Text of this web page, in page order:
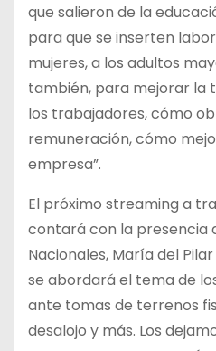
que salieron de la
para que se inserten
mujeres, a los adultos
también, para mejorar la
los trabajadores, cómo
remuneración, cómo
empresa”.
El próximo streaming a
contará con la presencia
Nacionales, María del
se abordará el tema de
ante tomas de terrenos
desalojo y más. Los